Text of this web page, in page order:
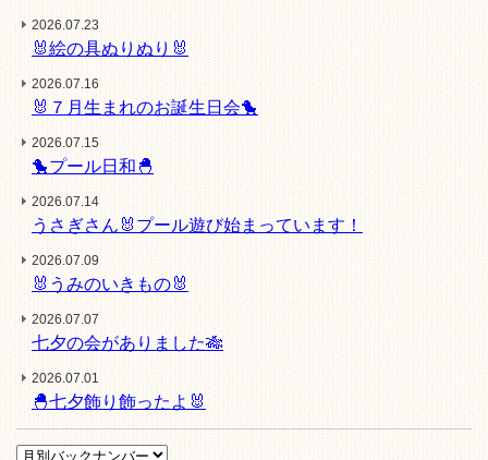
2026.07.23
🐰絵の具ぬりぬり🐰
2026.07.16
🐰７月生まれのお誕生日会🐤
2026.07.15
🐤プール日和🐣
2026.07.14
うさぎさん🐰プール遊び始まっています！
2026.07.09
🐰うみのいきもの🐰
2026.07.07
七夕の会がありました🎋
2026.07.01
🐣七夕飾り飾ったよ🐰